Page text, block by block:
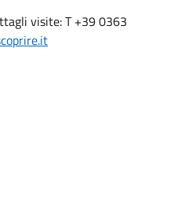
visite: T +39 0363